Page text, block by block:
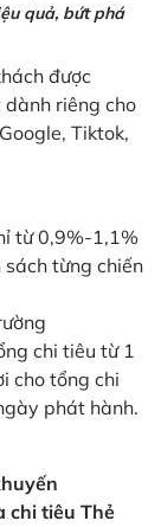
quả, bứt phá
được
dành riêng cho
Tiktok,
từ 0,9%-1,1%
từng chiến
chi tiêu từ 1
cho tổng chi
phát hành.
chi tiêu Thẻ